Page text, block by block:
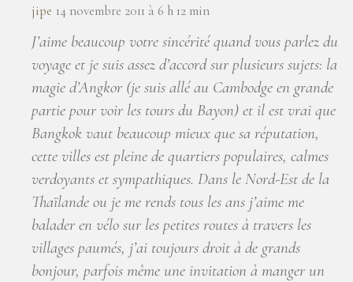
jipe 14 novembre 2011 à 6 h 12 min
J’aime beaucoup votre sincérité quand vous parlez du
voyage et je suis assez d’accord sur plusieurs sujets: la
magie d’Angkor (je suis allé au Cambodge en grande
partie pour voir les tours du Bayon) et il est vrai que
Bangkok vaut beaucoup mieux que sa réputation,
cette villes est pleine de quartiers populaires, calmes
verdoyants et sympathiques. Dans le Nord-Est de la
Thaïlande ou je me rends tous les ans j’aime me
balader en vélo sur les petites routes à travers les
villages paumés, j’ai toujours droit à de grands
bonjour, parfois même une invitation à manger un